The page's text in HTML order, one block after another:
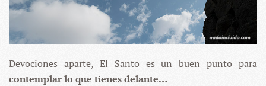
Devociones aparte, El Santo es un buen punto para
contemplar lo que tienes delante…